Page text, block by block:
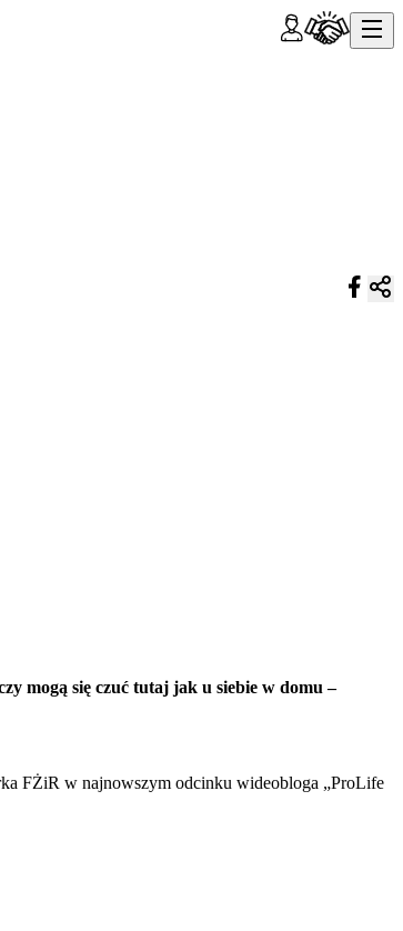
mogą się czuć tutaj jak u siebie w domu –
FŻiR w najnowszym odcinku wideobloga „ProLife